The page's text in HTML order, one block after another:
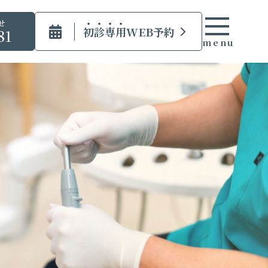
初診専用WEB予約